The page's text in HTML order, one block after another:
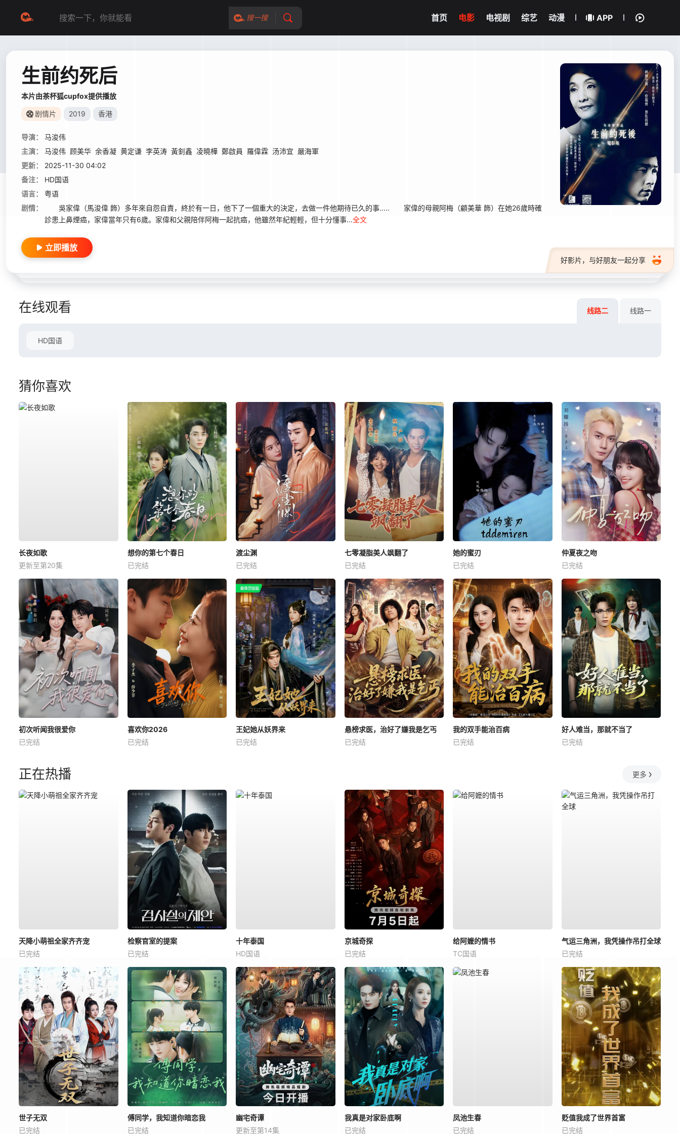
搜一搜 首页 电影 电视剧 综艺 动漫 APP
生前约死后
本片由茶杯狐cupfox提供播放
剧情片 2019 香港
导演：
马浚伟
主演：
马浚伟 顾美华 余香凝 黄定谦 李英涛 黃釗鑫 凌曉樺 鄭啟員 羅偉霖 汤沛宜 嚴海軍
更新：
2025-11-30 04:02
备注：
HD国语
语言：
粤语
剧情：
吳家偉（馬浚偉 飾）多年來自怨自責，終於有一日，他下了一個重大的決定，去做一件他期待已久的事..... 家偉的母親阿梅（顧美華 飾）在她26歲時確
診患上鼻煙癌，家偉當年只有6歲。家偉和父親陪伴阿梅一起抗癌，他雖然年紀輕輕，但十分懂事...全文
好影片，与好朋友一起分享
立即播放
在线观看 线路二 线路一
HD国语
猜你喜欢
长夜如歌
更新至第20集
想你的第七个春日
已完结
渡尘渊
已完结
七零凝脂美人飒翻了
已完结
她的蜜刃
已完结
仲夏夜之吻
已完结
初次听闻我很爱你
已完结
喜欢你2026
已完结
王妃她从妖界来
已完结
悬榜求医，治好了嫌我是乞丐
已完结
我的双手能治百病
已完结
好人难当，那就不当了
已完结
正在热播 更多
天降小萌祖全家齐齐宠
已完结
检察官室的提案
已完结
十年泰国
HD国语
京城奇探
已完结
给阿嬷的情书
TC国语
气运三角洲，我凭操作吊打全球
已完结
世子无双
已完结
傅同学，我知道你暗恋我
已完结
幽宅奇谭
更新至第14集
我真是对家卧底啊
已完结
凤池生春
已完结
贬值我成了世界首富
已完结